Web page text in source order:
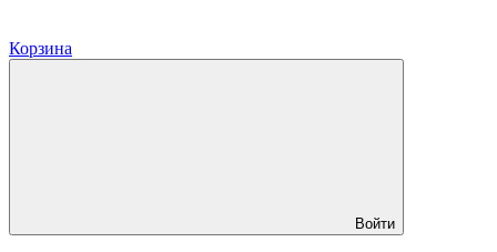
Корзина
Войти